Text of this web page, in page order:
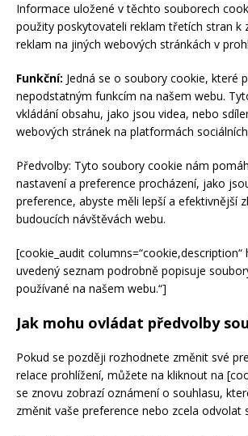
Informace uložené v těchto souborech
použity poskytovateli reklam třetích stran k
reklam na jiných webových stránkách v
Funkční: Jedná se o soubory cookie, které
nepodstatným funkcím na našem webu.
vkládání obsahu, jako jsou videa, nebo
webových stránek na platformách
Předvolby: Tyto soubory cookie nám
nastavení a preference procházení, jako
preference, abyste měli lepší a efektivnější
budoucích návštěvách webu.
[cookie_audit columns=“cookie,description“
uvedený seznam podrobně popisuje
používané na našem webu.“]
Jak mohu ovládat předvolby
Pokud se později rozhodnete změnit své
relace prohlížení, můžete na kliknout na
se znovu zobrazí oznámení o souhlasu,
změnit vaše preference nebo zcela odvolat